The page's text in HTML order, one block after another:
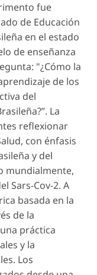
fue
de Educación
en el estado
de enseñanza
"¿Cómo la
de los
del
La
reflexionar
con énfasis
y del
mundialmente,
Sars-Cov-2. A
basada en la
de la
práctica
y la
Los